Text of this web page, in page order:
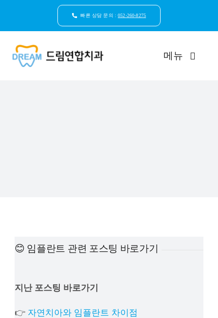
빠른 상담 문의 :052-260-8275
메뉴
상담예약
😊 임플란트 관련 포스팅 바로가기
지난 포스팅 바로가기
👉 자연치아와 임플란트 차이점